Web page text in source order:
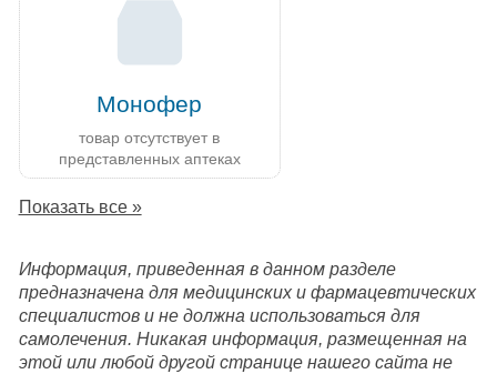
Монофер
товар отсутствует в
представленных аптеках
Показать все »
Информация, приведенная в данном разделе
предназначена для медицинских и фармацевтических
специалистов и не должна использоваться для
самолечения. Никакая информация, размещенная на
этой или любой другой странице нашего сайта не